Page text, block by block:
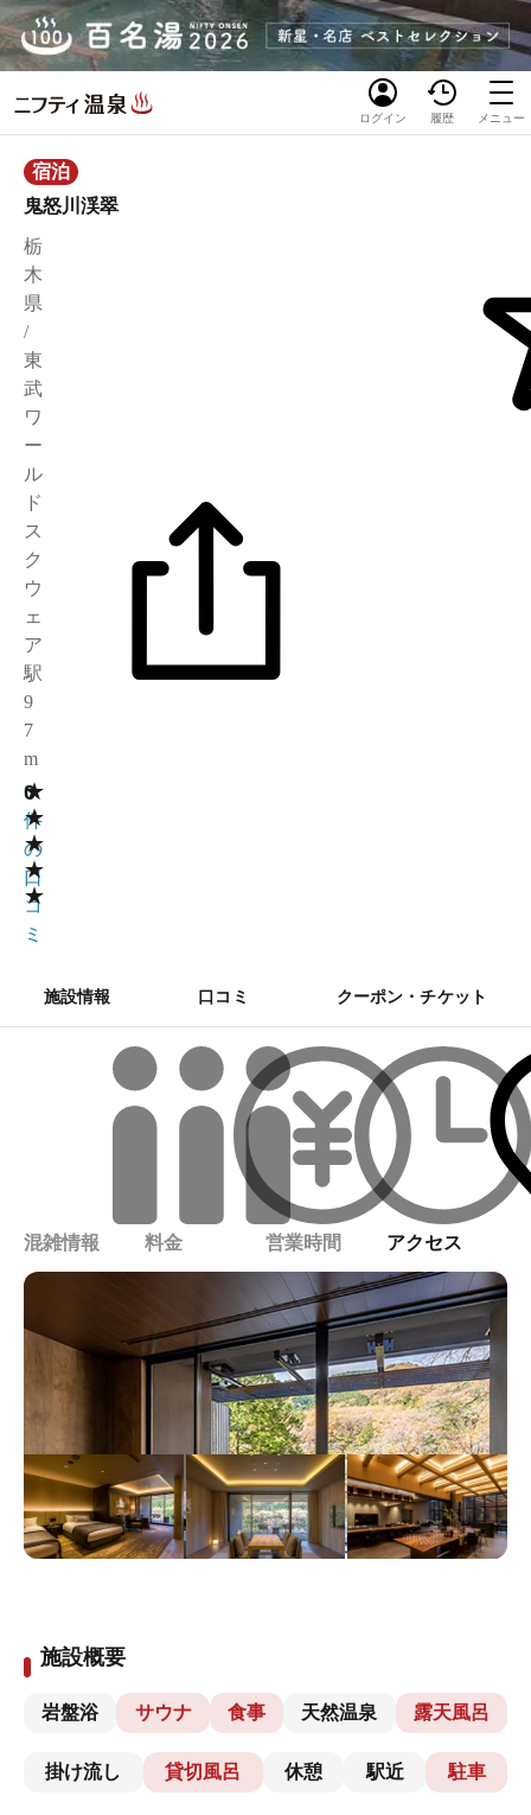
ログイン 履歴 メニュー
宿泊
鬼怒川渓翠
栃
木
県
/
東
武
ワ
ー
ル
ド
ス
ク
ウ
ェ
ア
駅
9
7
m
★
★
★
★
★
0
0
件
の
口
コ
ミ
施設情報 口コミ クーポン・チケット
混雑情報 料金 営業時間 アクセス
施設概要
岩盤浴 サウナ 食事 天然温泉 露天風呂
掛け流し 貸切風呂 休憩 駅近 駐車